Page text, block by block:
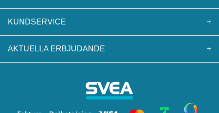
KUNDSERVICE +
AKTUELLA ERBJUDANDE +